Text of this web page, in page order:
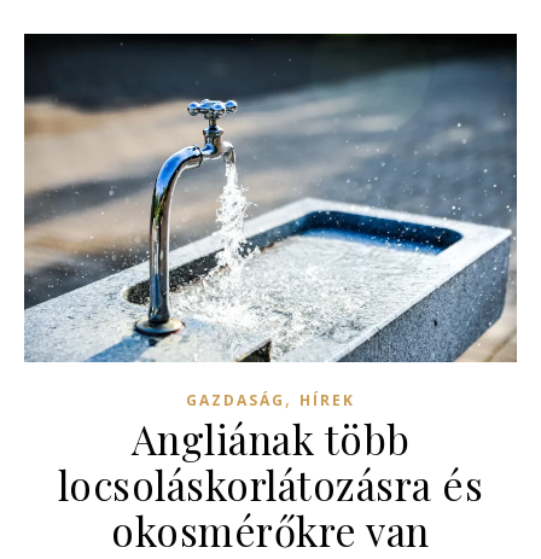
GAZDASÁG , HÍREK
Angliának több
locsoláskorlátozásra és
okosmérőkre van